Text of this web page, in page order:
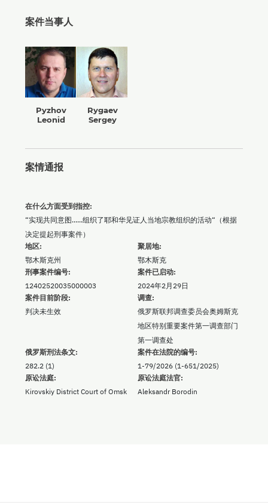
案件当事人
Pyzhov
Leonid
Rygaev
Sergey
案情通报
地区:
鄂木斯克州
聚居地:
鄂木斯克
在什么方面受到指控:
“实现共同意图......组织了耶和华见证人当地宗教组织的活动“（根据
决定提起刑事案件）
刑事案件编号:
12402520035000003
案件已启动:
2024年2月29日
案件目前阶段:
判决未生效
调查:
俄罗斯联邦调查委员会奥姆斯克
地区特别重要案件第一调查部门
第一调查处
俄罗斯刑法条文:
282.2 (1)
案件在法院的编号:
1-79/2026 (1-651/2025)
原讼法庭:
Kirovskiy District Court of Omsk
原讼法庭法官:
Aleksandr Borodin